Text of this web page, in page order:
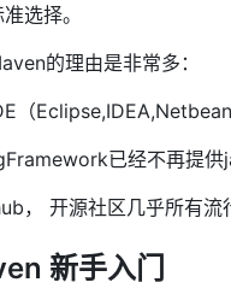
选择。
的理由是非常多：
（
已经不再提供
， 开源社区几乎所有流
新手入门